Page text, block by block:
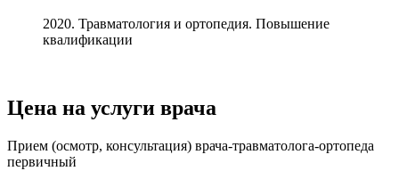
2020. Травматология и ортопедия. Повышение
квалификации
Цена на услуги врача
Прием (осмотр, консультация) врача-травматолога-ортопеда
первичный